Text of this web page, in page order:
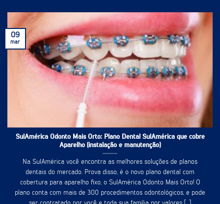
SulAmérica Odonto Mais Orto: Plano Dental SulAmérica que cobre
Aparelho (instalação e manutenção)
Na SulAmérica você encontra as melhores soluções de planos
dentais do mercado. Prova disso, é o novo plano dental com
cobertura para aparelho fixo, o SulAmérica Odonto Mais Orto! O
plano conta com mais de 300 procedimentos odontológicos, e pode
09
mar